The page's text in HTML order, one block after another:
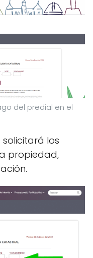
del predial en el
solicitará los
propiedad,